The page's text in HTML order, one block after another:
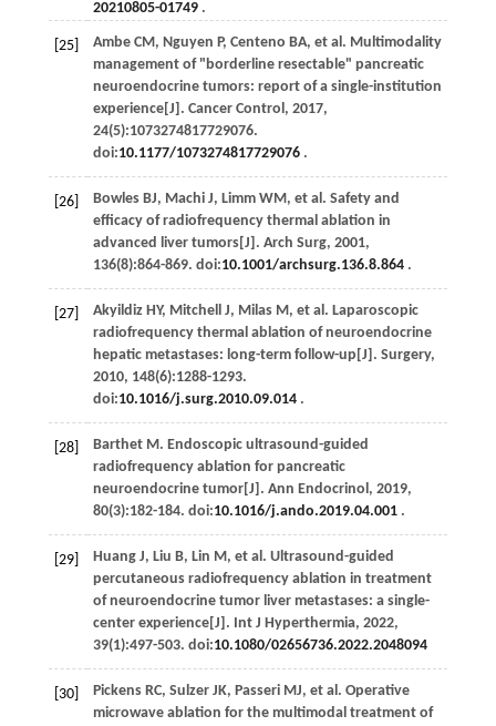
20210805-01749.
[25] Ambe CM, Nguyen P, Centeno BA, et al. Multimodality
management of "borderline resectable" pancreatic
neuroendocrine tumors: report of a single-institution
experience[J]. Cancer Control, 2017,
24(5):1073274817729076.
doi:10.1177/1073274817729076.
[26] Bowles BJ, Machi J, Limm WM, et al. Safety and
efficacy of radiofrequency thermal ablation in
advanced liver tumors[J]. Arch Surg, 2001,
136(8):864-869. doi:10.1001/archsurg.136.8.864.
[27] Akyildiz HY, Mitchell J, Milas M, et al. Laparoscopic
radiofrequency thermal ablation of neuroendocrine
hepatic metastases: long-term follow-up[J]. Surgery,
2010, 148(6):1288-1293.
doi:10.1016/j.surg.2010.09.014.
[28] Barthet M. Endoscopic ultrasound-guided
radiofrequency ablation for pancreatic
neuroendocrine tumor[J]. Ann Endocrinol, 2019,
80(3):182-184. doi:10.1016/j.ando.2019.04.001.
[29] Huang J, Liu B, Lin M, et al. Ultrasound-guided
percutaneous radiofrequency ablation in treatment
of neuroendocrine tumor liver metastases: a single-
center experience[J]. Int J Hyperthermia, 2022,
39(1):497-503. doi:10.1080/02656736.2022.2048094
[30] Pickens RC, Sulzer JK, Passeri MJ, et al. Operative
microwave ablation for the multimodal treatment of